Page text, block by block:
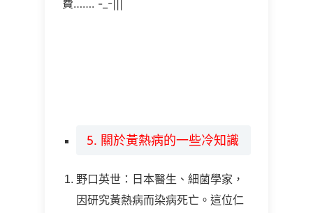
費……. -_-|||
5. 關於黃熱病的一些冷知識
野口英世：日本醫生、細菌學家，
因研究黃熱病而染病死亡。這位仁